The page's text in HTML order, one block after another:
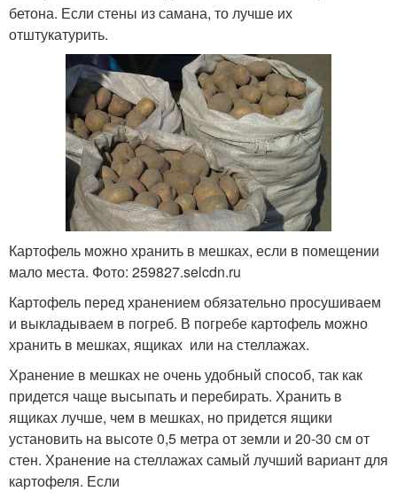
бетона. Если стены из самана, то лучше их
отштукатурить.
Картофель можно хранить в мешках, если в помещении
мало места. Фото: 259827.selcdn.ru
Картофель перед хранением обязательно просушиваем
и выкладываем в погреб. В погребе картофель можно
хранить в мешках, ящиках или на стеллажах.
Хранение в мешках не очень удобный способ, так как
придется чаще высыпать и перебирать. Хранить в
ящиках лучше, чем в мешках, но придется ящики
установить на высоте 0,5 метра от земли и 20-30 см от
стен. Хранение на стеллажах самый лучший вариант для
картофеля. Если